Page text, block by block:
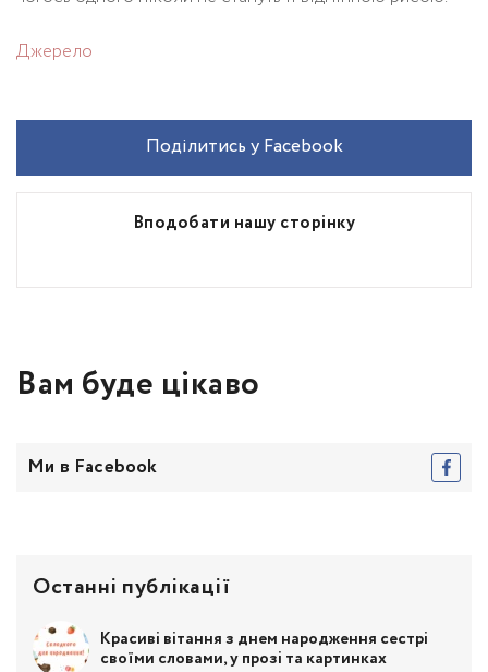
Джерело
Вподобати нашу сторінку
Поділитись у Facebook
Вам буде цікаво
Ми в Facebook
Останні публікації
Красиві вітання з днем народження сестрі
своїми словами, у прозі та картинках